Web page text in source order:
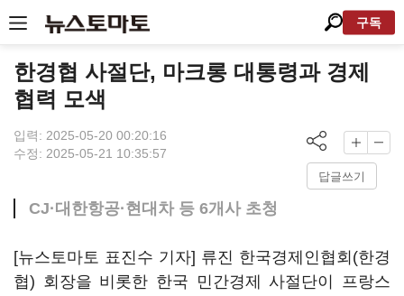
구독
한경협 사절단, 마크롱 대통령과 경제
협력 모색
입력: 2025-05-20 00:20:16
수정: 2025-05-21 10:35:57
답글쓰기
CJ·대한항공·현대차 등 6개사 초청
[뉴스토마토 표진수 기자] 류진 한국경제인협회(한경
협) 회장을 비롯한 한국 민간경제 사절단이 프랑스